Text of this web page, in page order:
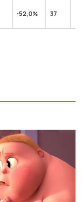
-52,0% 37